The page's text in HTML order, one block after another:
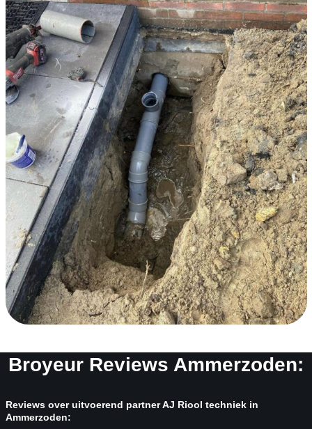
Broyeur Reviews Ammerzoden:
Reviews over uitvoerend partner AJ Riool techniek in
Ammerzoden: